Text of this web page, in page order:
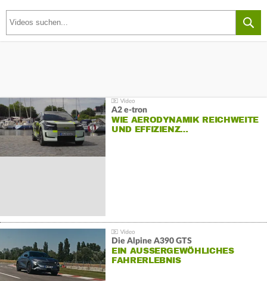
A2 e-tron
WIE AERODYNAMIK REICHWEITE
UND EFFIZIENZ…
Die Alpine A390 GTS
EIN AUSSERGEWÖHLICHES F
AHRERLEBNIS